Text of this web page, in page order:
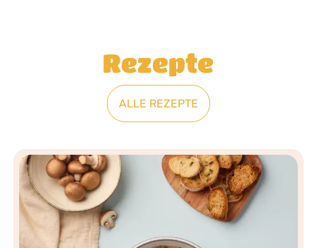
Rezepte
ALLE REZEPTE